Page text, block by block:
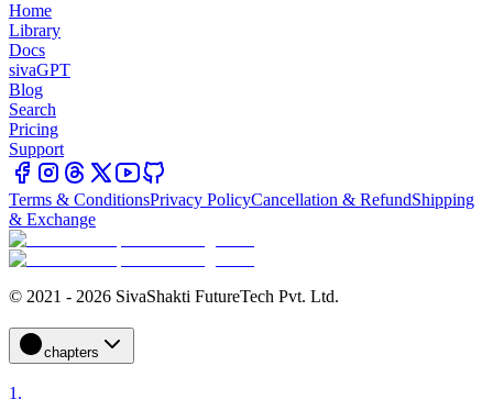
Home
Library
Docs
sivaGPT
Blog
Search
Pricing
Support
Terms & ConditionsPrivacy PolicyCancellation & RefundShipping
& Exchange
© 2021 - 2026 SivaShakti FutureTech Pvt. Ltd.
chapters
1.